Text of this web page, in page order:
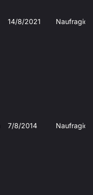
14/8/2021 Naufragio
7/8/2014 Naufragio